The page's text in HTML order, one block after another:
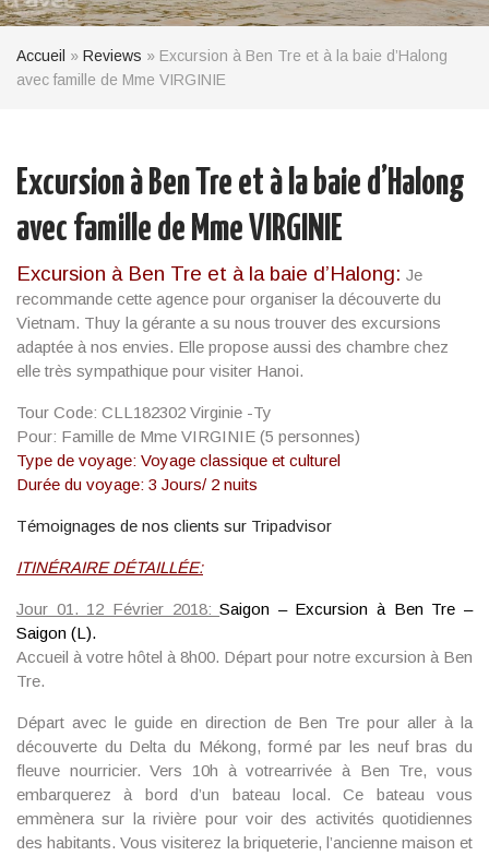
Accueil » Reviews » Excursion à Ben Tre et à la baie d’Halong
avec famille de Mme VIRGINIE
Excursion à Ben Tre et à la baie d’Halong
avec famille de Mme VIRGINIE
Excursion à Ben Tre et à la baie d’Halong: Je
recommande cette agence pour organiser la découverte du
Vietnam. Thuy la gérante a su nous trouver des excursions
adaptée à nos envies. Elle propose aussi des chambre chez
elle très sympathique pour visiter Hanoi.
Tour Code: CLL182302 Virginie -Ty
Pour: Famille de Mme VIRGINIE (5 personnes)
Type de voyage: Voyage classique et culturel
Durée du voyage: 3 Jours/ 2 nuits
Témoignages de nos clients sur Tripadvisor
ITINÉRAIRE DÉTAILLÉE:
Jour 01. 12 Février 2018:Saigon – Excursion à Ben Tre –
Saigon (L).
Accueil à votre hôtel à 8h00. Départ pour notre excursion à Ben
Tre.
Départ avec le guide en direction de Ben Tre pour aller à la
découverte du Delta du Mékong, formé par les neuf bras du
fleuve nourricier. Vers 10h à votrearrivée à Ben Tre, vous
embarquerez à bord d’un bateau local. Ce bateau vous
emmènera sur la rivière pour voir des activités quotidiennes
des habitants. Vousvisiterez la briqueterie, l’ancienne maison et